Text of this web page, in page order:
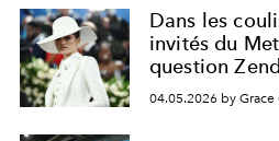
réussies de la saison.Dans les
invités du
question
04.05.2026 by Grace